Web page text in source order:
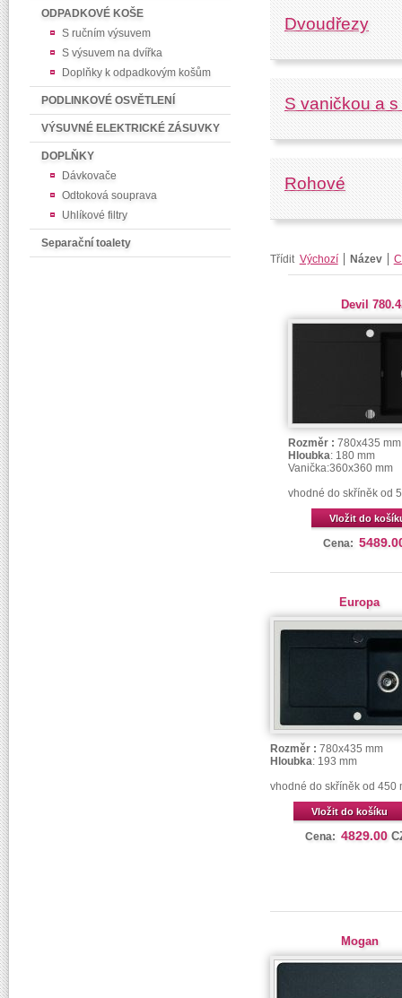
ODPADKOVÉ KOŠE
S ručním výsuvem
S výsuvem na dvířka
Doplňky k odpadkovým košům
PODLINKOVÉ OSVĚTLENÍ
VÝSUVNÉ ELEKTRICKÉ ZÁSUVKY
DOPLŇKY
Dávkovače
Odtoková souprava
Uhlíkové filtry
Separační toalety
Dvoudřezy
S vaničkou a
Rohové
Třídit Výchozí Název
Devil
Rozměr : 780x435 mm
Hloubka: 180 mm
Vanička:360x360 mm
vhodné do skříněk od
Vložit do
Cena:
Europa
Rozměr : 780x435 mm
Hloubka: 193 mm
vhodné do skříněk od 450
Vložit do košíku
Cena: 4829.00
Mogan